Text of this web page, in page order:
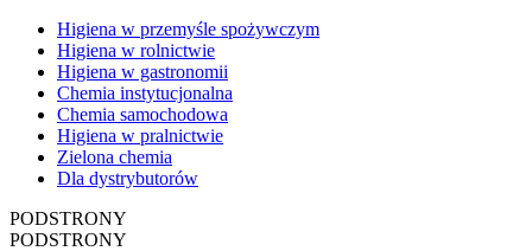
Higiena w przemyśle spożywczym
Higiena w rolnictwie
Higiena w gastronomii
Chemia instytucjonalna
Chemia samochodowa
Higiena w pralnictwie
Zielona chemia
Dla dystrybutorów
PODSTRONY
PODSTRONY